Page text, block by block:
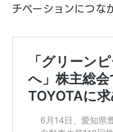
チベーションにつな